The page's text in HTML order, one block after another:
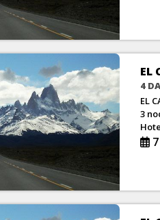
EL
4
EL
3
7